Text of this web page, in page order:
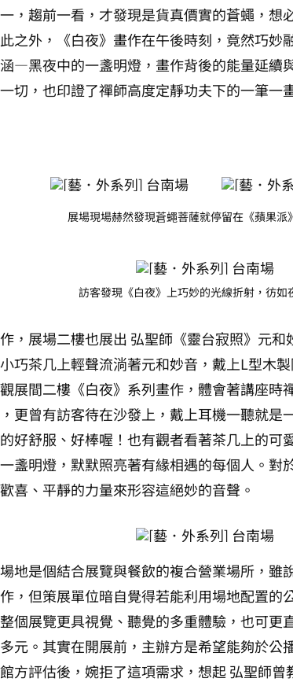
，趨前一看，才發現是貨真價實的蒼蠅，想
之外，《白夜》畫作在午後時刻，竟然巧妙
—黑夜中的一盞明燈，畫作背後的能量延續
切，也印證了禪師高度定靜功夫下的一筆一
展場現場赫然發現蒼蠅菩薩就停留在《蘋果派
訪客發現《白夜》上巧妙的光線折射，彷如
，展場二樓也展出 弘聖師《靈台寂照》元和
巧茶几上輕聲流淌著元和妙音，戴上L型木
展間二樓《白夜》系列畫作，體會著講座時
更曾有訪客待在沙發上，戴上耳機一聽就是
好舒服、好棒喔！也有觀者看著茶几上的可
盞明燈，默默照亮著有緣相遇的每個人。對
喜、平靜的力量來形容這絕妙的音聲。
地是個結合展覽與餐飲的複合營業場所，雖
，但策展單位暗自覺得若能利用場地配置的
個展覽更具視覺、聽覺的多重體驗，也可更
元。其實在開展前，主辦方是希望能夠於公
方評估後，婉拒了這項需求，想起 弘聖師